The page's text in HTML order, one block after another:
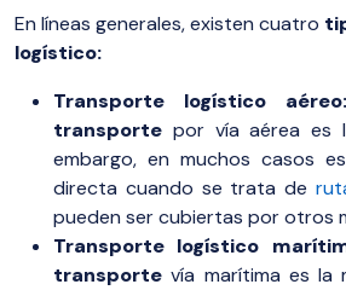
En líneas generales, existen cuatro
logístico:
Transporte logístico
transporte por vía aérea es
embargo, en muchos casos
directa cuando se trata de
pueden ser cubiertas por otros
Transporte logístico
transporte vía marítima es la